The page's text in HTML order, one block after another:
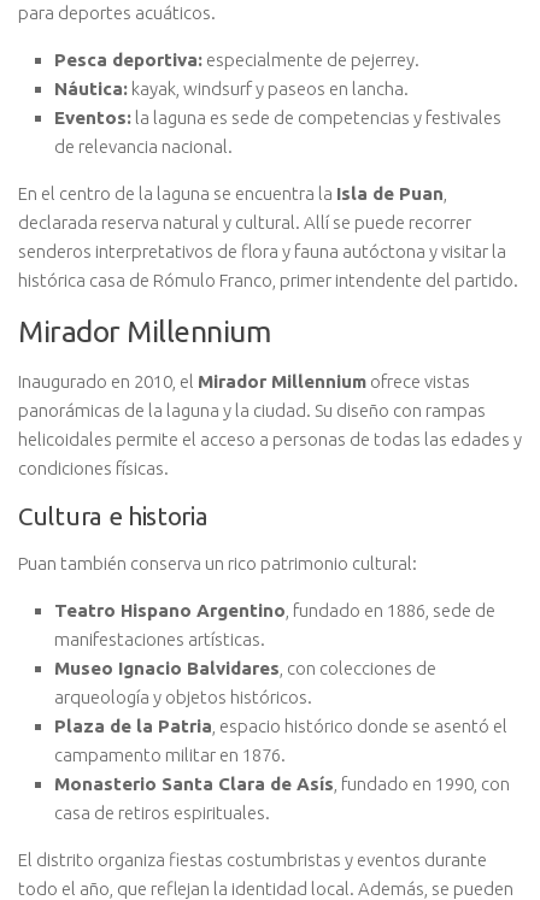
para deportes acuáticos.
Pesca deportiva: especialmente de pejerrey.
Náutica: kayak, windsurf y paseos en lancha.
Eventos: la laguna es sede de competencias y festivales
de relevancia nacional.
En el centro de la laguna se encuentra la Isla de Puan
declarada reserva natural y cultural. Allí se puede recorrer
senderos interpretativos de flora y fauna autóctona y visitar la
histórica casa de Rómulo Franco, primer intendente del partido.
Mirador Millennium
Inaugurado en 2010, el Mirador Millennium ofrece vistas
panorámicas de la laguna y la ciudad. Su diseño con rampas
helicoidales permite el acceso a personas de todas las edades y
condiciones físicas.
Cultura e historia
Puan también conserva un rico patrimonio cultural:
Teatro Hispano Argentino , fundado en 1886, sede de
manifestaciones artísticas.
Museo Ignacio Balvidares , con colecciones de
arqueología y objetos históricos.
Plaza de la Patria , espacio histórico donde se asentó el
campamento militar en 1876.
Monasterio Santa Clara de Asís , fundado en 1990, con
casa de retiros espirituales.
El distrito organiza fiestas costumbristas y eventos durante
todo el año, que reflejan la identidad local. Además, se pueden